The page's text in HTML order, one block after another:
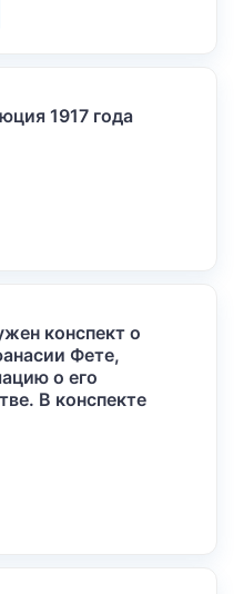
1917 года
конспект о
Фете,
о его
В конспекте